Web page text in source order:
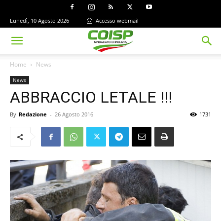
Lunedì, 10 Agosto 2026 Accesso webmail
Home News
News
ABBRACCIO LETALE !!!
By Redazione - 26 Agosto 2016 1731